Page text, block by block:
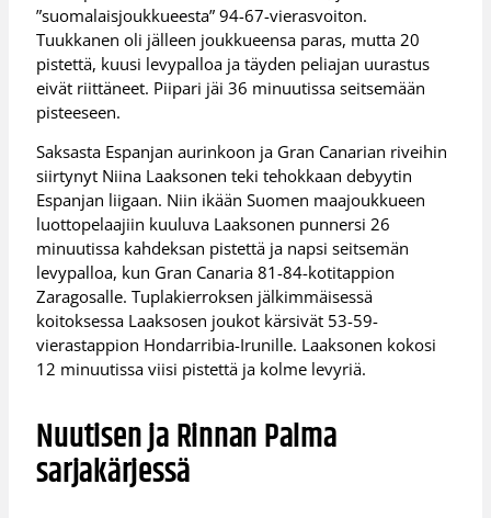
”suomalaisjoukkueesta” 94-67-vierasvoiton.
Tuukkanen oli jälleen joukkueensa paras, mutta 20
pistettä, kuusi levypalloa ja täyden peliajan uurastus
eivät riittäneet. Piipari jäi 36 minuutissa seitsemään
pisteeseen.
Saksasta Espanjan aurinkoon ja Gran Canarian riveihin
siirtynyt Niina Laaksonen teki tehokkaan debyytin
Espanjan liigaan. Niin ikään Suomen maajoukkueen
luottopelaajiin kuuluva Laaksonen punnersi 26
minuutissa kahdeksan pistettä ja napsi seitsemän
levypalloa, kun Gran Canaria 81-84-kotitappion
Zaragosalle. Tuplakierroksen jälkimmäisessä
koitoksessa Laaksosen joukot kärsivät 53-59-
vierastappion Hondarribia-Irunille. Laaksonen kokosi
12 minuutissa viisi pistettä ja kolme levyriä.
Nuutisen ja Rinnan Palma
sarjakärjessä